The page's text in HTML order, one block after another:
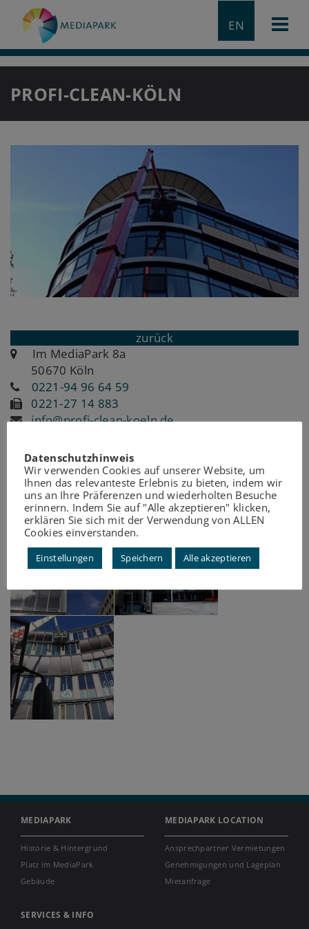
EN
PROFI-CLEAN-KÖLN
zurück
Im MediaPark 8a
50670 Köln
0221-94 96 64 59
0221-27 14 883
info@profi-clean-koeln.de
MEDIAPARK
Historie & Hintergrund
Platz im MediaPark
Gebäude
MEDIAPARK LOCATION
Ansprechpartner Vermietungen
Genehmigungen und Lageplan
Mietanfrage
SERVICES & INFO
Datenschutzhinweis
Wir verwenden Cookies auf unserer Website, um
Ihnen das relevanteste Erlebnis zu bieten, indem wir
uns an Ihre Präferenzen und wiederholten Besuche
erinnern. Indem Sie auf "Alle akzeptieren" klicken,
erklären Sie sich mit der Verwendung von ALLEN
Cookies einverstanden.
Einstellungen Speichern Alle akzeptieren